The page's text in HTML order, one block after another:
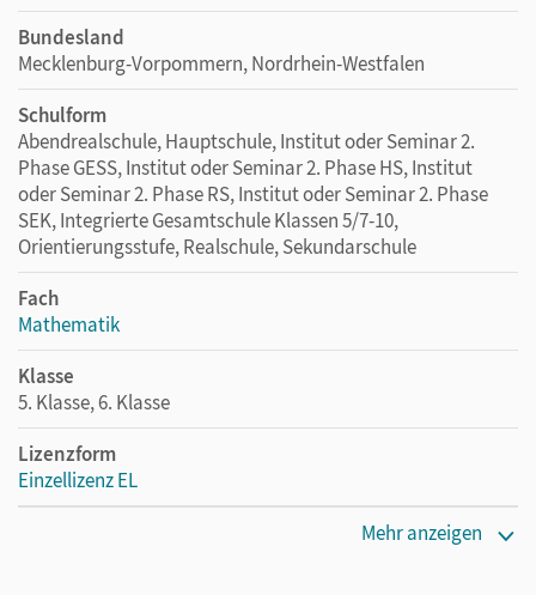
Bundesland
Mecklenburg-Vorpommern, Nordrhein-Westfalen
Schulform
Abendrealschule, Hauptschule, Institut oder Seminar 2.
Phase GESS, Institut oder Seminar 2. Phase HS, Institut
oder Seminar 2. Phase RS, Institut oder Seminar 2. Phase
SEK, Integrierte Gesamtschule Klassen 5/7-10,
Orientierungsstufe, Realschule, Sekundarschule
Fach
Mathematik
Klasse
5. Klasse, 6. Klasse
Lizenzform
Einzellizenz EL
Mehr anzeigen